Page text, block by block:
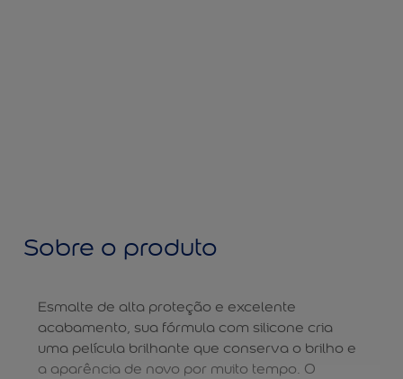
Sobre o produto
Esmalte de alta proteção e excelente
acabamento, sua fórmula com silicone cria
uma película brilhante que conserva o brilho e
a aparência de novo por muito tempo. O